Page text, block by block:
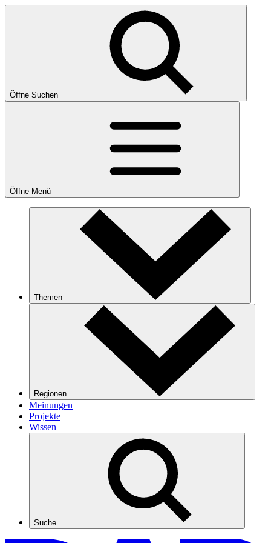
Öffne Suchen
Öffne Menü
Themen
Regionen
Meinungen
Projekte
Wissen
Suche